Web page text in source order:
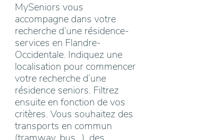
MySeniors vous
accompagne dans votre
recherche d’une résidence-
services en Flandre-
Occidentale. Indiquez une
localisation pour commencer
votre recherche d’une
résidence seniors. Filtrez
ensuite en fonction de vos
critères. Vous souhaitez des
transports en commun